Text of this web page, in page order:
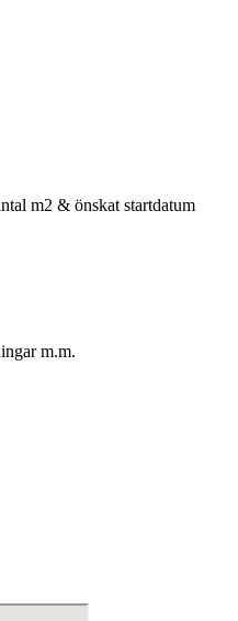
m2 & önskat startdatum
m.m.